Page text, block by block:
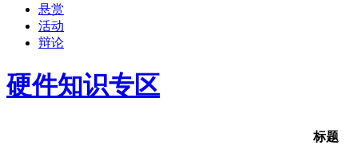
悬赏
活动
辩论
硬件知识专区
标题